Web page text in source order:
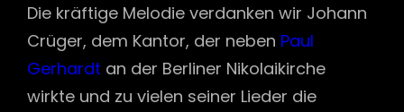
Die kräftige Melodie verdanken wir Johann
Crüger, dem Kantor, der neben Paul
Gerhardt an der Berliner Nikolaikirche
wirkte und zu vielen seiner Lieder die